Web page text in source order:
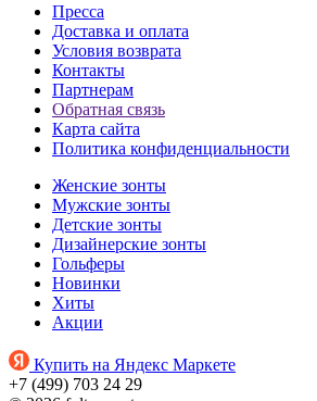
Пресса
Доставка и оплата
Условия возврата
Контакты
Партнерам
Обратная связь
Карта сайта
Политика конфиденциальности
Женские зонты
Мужские зонты
Детские зонты
Дизайнерские зонты
Гольферы
Новинки
Хиты
Акции
Купить на Яндекс Маркете
+7 (499) 703 24 29